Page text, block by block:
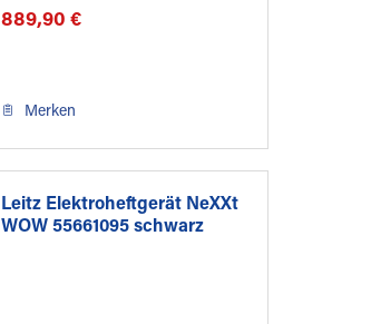
889,90 €
Merken
Leitz Elektroheftgerät NeXXt
WOW 55661095 schwarz